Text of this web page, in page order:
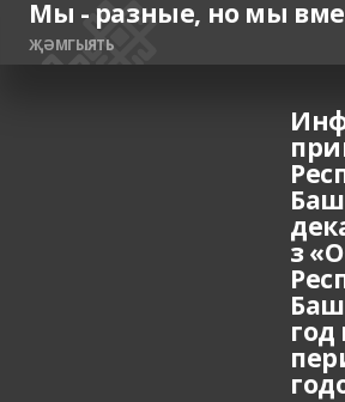
Мы - разные, но мы
ҖӘМГЫЯТЬ
з